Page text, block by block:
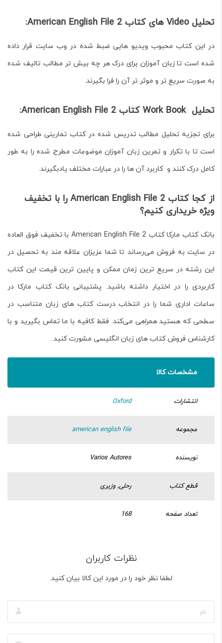
تحلیل Video های کتاب American English File 2:
در این کتاب محبوب ویدیو هایی ضبط شده در وب سایت قرار داده
شده است تا زبان آموزان برای درک هر چه بیش تر مطالب تالیف شده
به صورت سریع تر و موثر تر آن را فرا بگیرند.
تحلیل Work Book کتاب American English File 2:
برای تجزیه تحلیل مطالب تدریس شده در کتاب تمارینی طراحی شده
است تا با تکرار و تمرین زبان آموزان موضوعات مطرح شده را به طور
کامل درک کنند و کاربرد آن ها را در عبارات مختلف یادبگیرند.
از کجا کتاب American English File 2 را با تخفیف
ویژه خریداری کنیم؟
بانک کتاب مارکا کتاب American English File 2 با تخفیف فوق العاده
در سایت به فروش می‌رساند تا شما عزیزان علاقه مند به تحصیل در
این رشته در سریع ترین زمان ممکن و پایین ترین قیمت این کتاب
کاربردی را در اختیار داشته باشید. پشتیبانی بانک کتاب مارکا در
ساعات اداری شما را در انتخاب درست کتاب های زبان متناسب در
سطحی که هستید همراهی می‌کند. فقط کافیه با ما تماس بگیرید و با
کارشناس فروش کتاب های زبان انگلیسی مشورت کنید.
مشخصات کالا
انتشارات Oxford
مجموعه american english file
نویسنده Varios Autores
قطع کتاب رحلی, وزیری
تعداد صفحه 168
نظرات کاربران
لطفا نظر خود را در مورد این کالا بیان کنید.